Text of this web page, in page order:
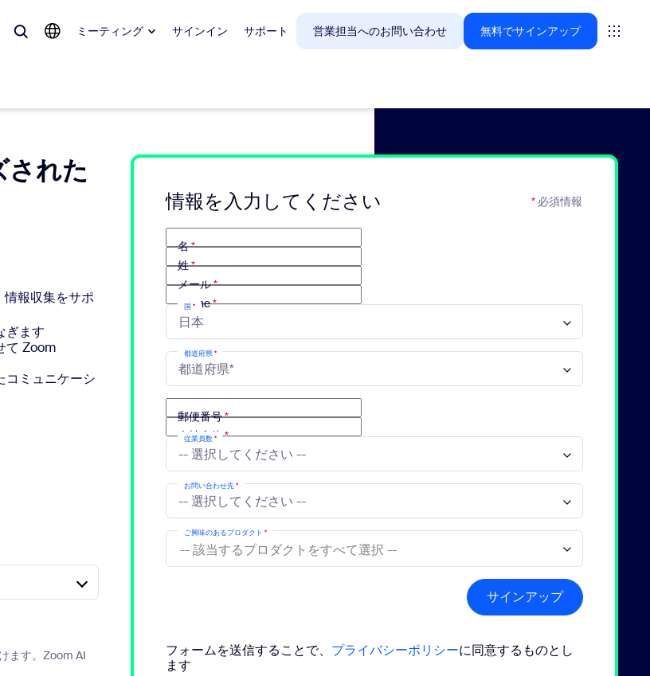
ミーティング サインイン サポート 営業担当へのお問い合わせ 無料でサインアップ
トレンドになっているもの、話題を呼んでいるもの — Zoomのお客様が今関心を寄せているソリューションをご紹
CXインサイト
れた
報収集をサポ
ぎます
て Zoom
コミュニケーシ
ます。Zoom AI
情報を入力してください * 必須情報
名*
姓*
メール*
Phone*
国 *
都道府県*
郵便番号*
会社全体*
従業員数*
お問い合わせ先*
ご興味のあるプロダクト *
サインアップ
フォームを送信することで、 プライバシーポリシーに同意するものとし
ます